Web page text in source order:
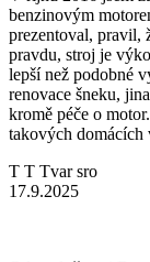
benzinovým
prezentoval, pravil,
pravdu, stroj je
lepší než podobné
renovace šneku,
kromě péče o
takových domácích
T T Tvar sro
17.9.2025